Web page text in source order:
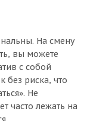
На смену
вы можете
с собой
без риска, что
Не
часто лежать на